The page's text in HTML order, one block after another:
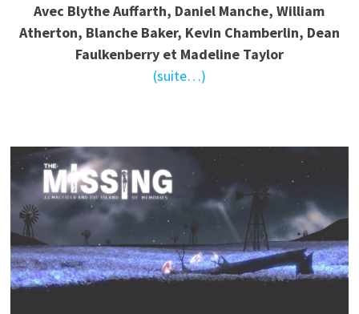
Avec Blythe Auffarth, Daniel Manche, William
Atherton, Blanche Baker, Kevin Chamberlin, Dean
Faulkenberry et Madeline Taylor
(suite…)